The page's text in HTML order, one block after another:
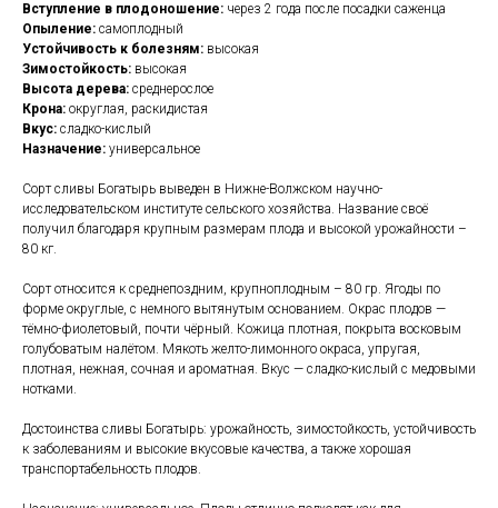
Вступление в плодоношение: через 2 года после посадки саженца
Опыление: самоплодный
Устойчивость к болезням: высокая
Зимостойкость: высокая
Высота дерева: среднерослое
Крона: округлая, раскидистая
Вкус: сладко-кислый
Назначение: универсальное
Сорт сливы Богатырь выведен в Нижне-Волжском научно-
исследовательском институте сельского хозяйства. Название своё
получил благодаря крупным размерам плода и высокой урожайности –
80 кг.
Сорт относится к среднепоздним, крупноплодным – 80 гр. Ягоды по
форме округлые, с немного вытянутым основанием. Окрас плодов —
тёмно-фиолетовый, почти чёрный. Кожица плотная, покрыта восковым
голубоватым налётом. Мякоть желто-лимонного окраса, упругая,
плотная, нежная, сочная и ароматная. Вкус — сладко-кислый с медовыми
нотками.
Достоинства сливы Богатырь: урожайность, зимостойкость, устойчивость
к заболеваниям и высокие вкусовые качества, а также хорошая
транспортабельность плодов.